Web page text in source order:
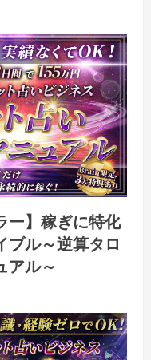
ー】稼ぎに特化
ブル～逆算タロ
アル～